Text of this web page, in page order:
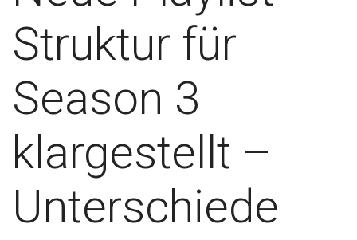
Struktur für
Season 3
klargestellt –
Unterschiede